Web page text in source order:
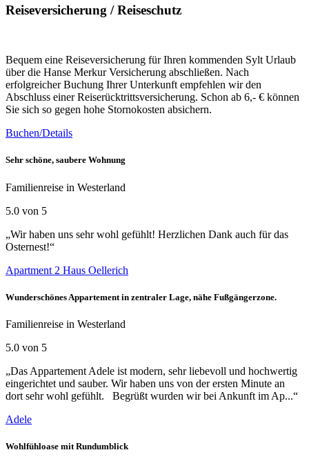
Reiseversicherung / Reiseschutz
Bequem eine Reiseversicherung für Ihren kommenden Sylt Urlaub
über die Hanse Merkur Versicherung abschließen. Nach
erfolgreicher Buchung Ihrer Unterkunft empfehlen wir den
Abschluss einer Reiserücktrittsversicherung. Schon ab 6,- € können
Sie sich so gegen hohe Stornokosten absichern.
Buchen/Details
Sehr schöne, saubere Wohnung
Familienreise in Westerland
5.0 von 5
„Wir haben uns sehr wohl gefühlt! Herzlichen Dank auch für das
Osternest!“
Apartment 2 Haus Oellerich
Wunderschönes Appartement in zentraler Lage, nähe Fußgängerzone.
Familienreise in Westerland
5.0 von 5
„Das Appartement Adele ist modern, sehr liebevoll und hochwertig
eingerichtet und sauber. Wir haben uns von der ersten Minute an
dort sehr wohl gefühlt. Begrüßt wurden wir bei Ankunft im Ap...“
Adele
Wohlfühloase mit Rundumblick